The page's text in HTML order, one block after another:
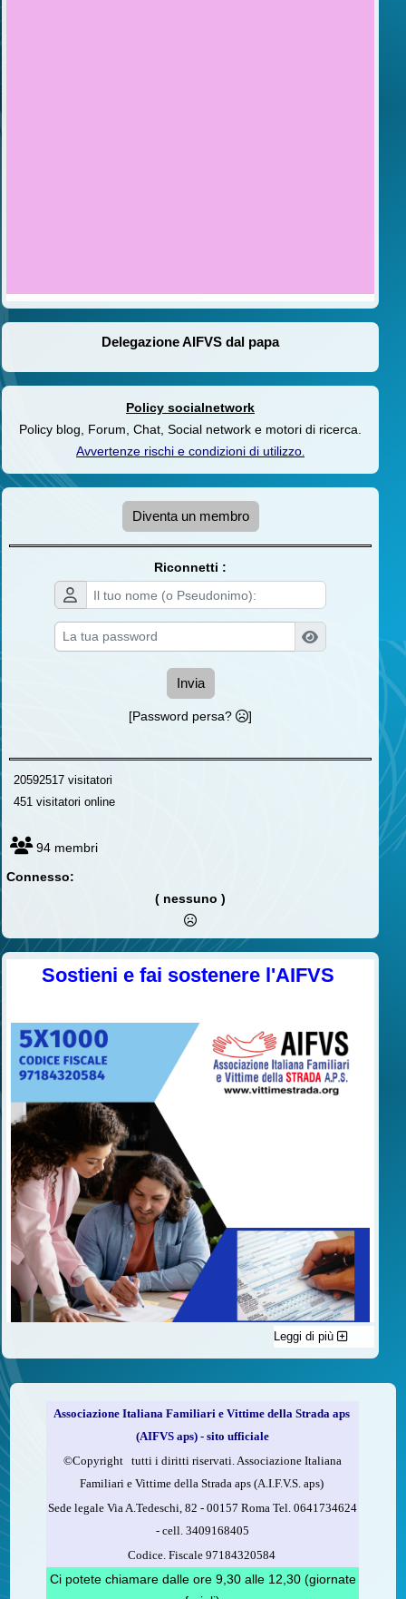
Delegazione AIFVS dal papa
Policy socialnetwork
Policy blog, Forum, Chat, Social network e motori di ricerca.
Avvertenze rischi e condizioni di utilizzo.
Diventa un membro
Riconnetti :
Invia
[Password persa? ]
20592517 visitatori
451 visitatori online
94 membri
Connesso:
( nessuno )
Sostieni e fai sostenere l'AIFVS
C'è un modo di contribuire alle attività dell’A.I.F.V.S. a favore
delle vittime della strada e per dare giustizia ai superstiti ed ai
loro familiari che non costa nulla: devolvere il 5 per mille della
Compila la scheda CUD o del modello 730.
Firma nel riquadro indicato come “Sostegno delle
organizzazioni non lucrative di utilità sociale, delle associazioni
Indica nel riquadro il codice fiscale dell’A.I.F.V.S.:
97184320584
Leggi di più
Associazione Italiana Familiari e Vittime della Strada aps
(AIFVS aps) - sito ufficiale
©​Copyright tutti i diritti riservati. Associazione Italiana
Familiari e Vittime della Strada aps (A.I.F.V.S. aps)
Sede legale Via A.Tedeschi, 82 - 00157 Roma Tel. 0641734624
-cell.3409168405
Codice. Fiscale 97184320584
Ci potete chiamare dalle ore 9,30 alle 12,30 (giornate